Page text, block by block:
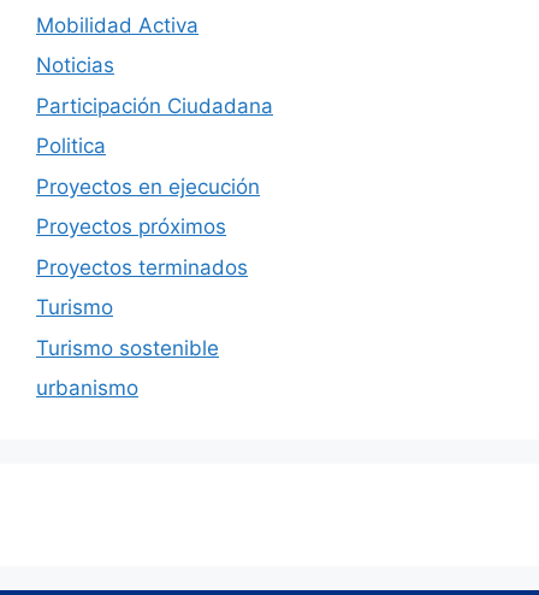
Mobilidad Activa
Noticias
Participación Ciudadana
Politica
Proyectos en ejecución
Proyectos próximos
Proyectos terminados
Turismo
Turismo sostenible
urbanismo